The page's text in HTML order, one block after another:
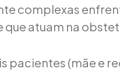
complexas
que atuam na
pacientes (mãe e